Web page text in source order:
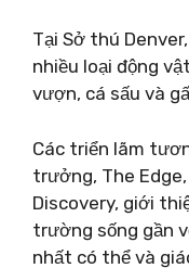
Tại Sở thú
nhiều loại động
vượn, cá sấu và
Các triển lãm
trưởng, The
Discovery, giới
trường sống gần
nhất có thể và